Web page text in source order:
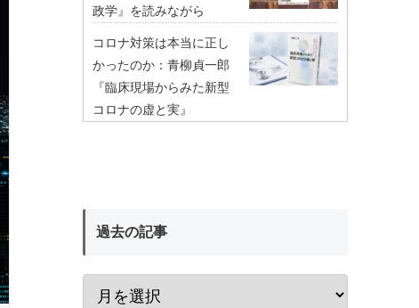
政学』を読みながら
コロナ対策は本当に正し
かったのか：青柳貞一郎
『臨床現場からみた新型
コロナの虚と実』
過去の記事